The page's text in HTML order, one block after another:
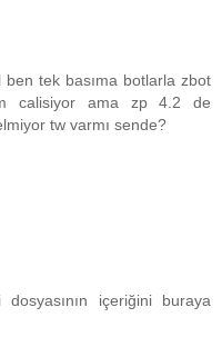
ben tek basıma botlarla zbot
calisiyor ama zp 4.2 de
tw varmı sende?
dosyasının içeriğini buraya